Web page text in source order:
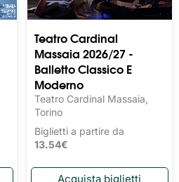
Teatro Cardinal
Massaia 2026/27 -
Balletto Classico E
Moderno
Teatro Cardinal Massaia,
Torino
Biglietti a partire da
13.54€